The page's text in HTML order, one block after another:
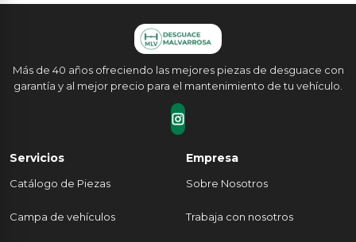
Más de 40 años ofreciendo las mejores piezas de desguace con
garantía y al mejor precio para el mantenimiento de tu vehículo.
Servicios
Catálogo de Piezas
Campa de vehículos
Empresa
Sobre Nosotros
Trabaja con nosotros